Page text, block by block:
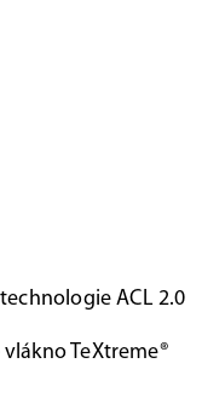
ACL 2.0
TeXtreme®